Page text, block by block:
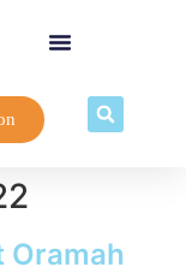
Oramah